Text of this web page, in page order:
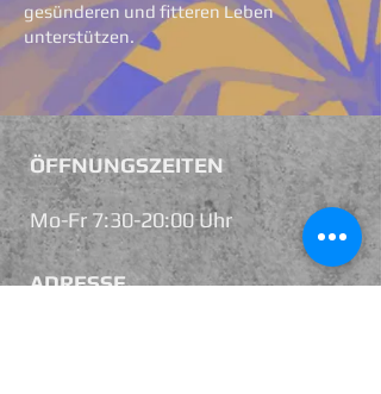
gesünderen und fitteren Leben
unterstützen.
ÖFFNUNGSZEITEN
Mo-Fr 7:30-20:00 Uhr
ADRESSE